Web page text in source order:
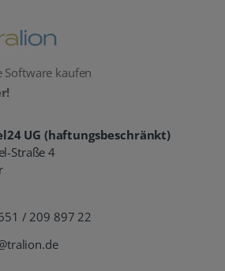
Software kaufen
UG (haftungsbeschränkt)
Straße 4
/ 209 897 22